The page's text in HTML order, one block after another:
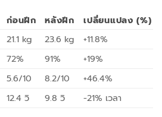
ก่อนฝึก หลังฝึก
เปลี่ยนแปลง (%)
21.1 kg 23.6 kg
+11.8%
72% 91%
+19%
5.6/10 8.2/10
+46.4%
12.4 วิ 9.8 วิ -21% เวลา